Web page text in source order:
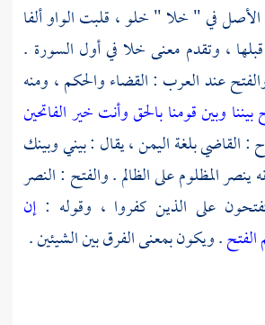
الأصل في " خلا " خلو ، قلبت الواو ألفا
، وتقدم معنى خلا في أول السورة .
عند العرب : القضاء والحكم ، ومنه
بيننا وبين قومنا بالحق وأنت خير الفاتحين
: القاضي بلغةاليمن، يقال : بيني وبينك
ينصر المظلوم على الظالم . والفتح : النصر
على الذين كفروا ، وقوله :إن
. ويكون بمعنى الفرق بين الشيئين .